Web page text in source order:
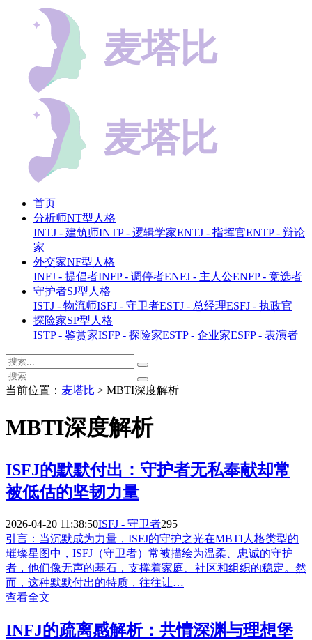
首页
分析师NT型人格
INTJ - 建筑师INTP - 逻辑学家ENTJ - 指挥官ENTP - 辩论
家
外交家NF型人格
INFJ - 提倡者INFP - 调停者ENFJ - 主人公ENFP - 竞选者
守护者SJ型人格
ISTJ - 物流师ISFJ - 守卫者ESTJ - 总经理ESFJ - 执政官
探险家SP型人格
ISTP - 鉴赏家ISFP - 探险家ESTP - 企业家ESFP - 表演者
当前位置： 麦塔比 > MBTI深度解析
MBTI深度解析
ISFJ的默默付出：守护者无私奉献却常
被低估的坚韧力量
2026-04-20 11:38:50ISFJ - 守卫者295
引言：当沉默成为力量，ISFJ的守护之光在MBTI人格类型的
璀璨星图中，ISFJ（守卫者）常被描绘为温柔、忠诚的守护
者，他们像无声的基石，支撑着家庭、社区和组织的稳定。然
而，这种默默付出的特质，往往让…
查看全文
INFJ的疏离感解析：共情深渊与理想堡